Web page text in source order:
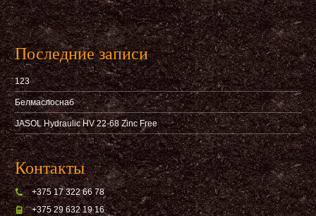
Последние записи
123
Белмаслоснаб
JASOL Hydraulic HV 22-68 Zinc Free
Контакты
+375 17 322 66 78
+375 29 632 19 16